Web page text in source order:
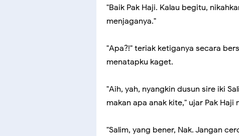
"Baik Pak Haji. Kalau begitu,
menjaganya."
"Apa?!" teriak ketiganya secara
menatapku kaget.
"Aih, yah, nyangkin dusun sire iki
makan apa anak kite," ujar Pak Haji
"Salim, yang bener, Nak. Jangan